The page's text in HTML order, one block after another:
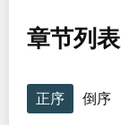
章节列表
正序 倒序